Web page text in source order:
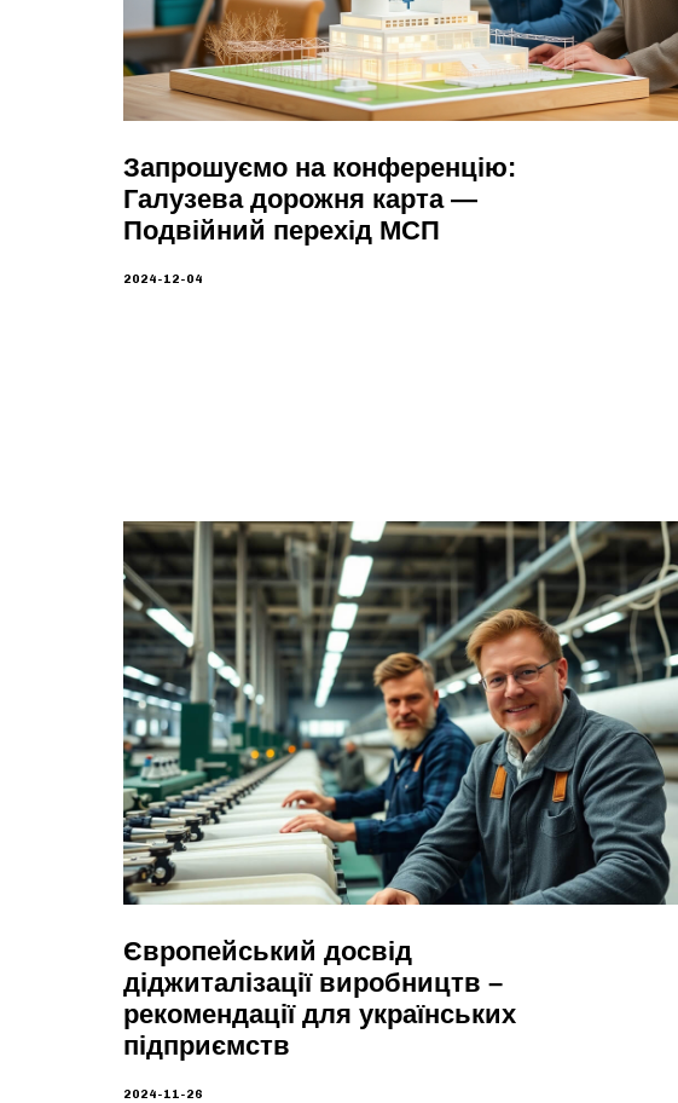
Запрошуємо на конференцію:
Галузева дорожня карта —
Подвійний перехід МСП
2024-12-04
Європейський досвід
діджиталізації виробництв –
рекомендації для українських
підприємств
2024-11-26